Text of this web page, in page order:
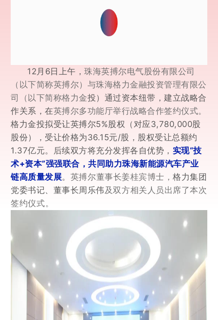
12月6日上午， 珠海英搏尔电气股份有限公司
（以下简称英搏尔）与珠海格力金融投资管理有限公
司（以下简称格力金投）通过资本纽带，建立战略合
作关系，在英搏尔多功能厅举行战略合作签约仪式。
格力金投拟受让英搏尔5%股权（对应3,780,000股
股份），受让价格为36.15元/股，股权受让总额约
1.37亿元。 后续双方将充分发挥各自优势， 实现“技
术+资本”强强联合，共同助力珠海新能源汽车产业
链高质量发展。 英搏尔董事长姜桂宾博士 ，格力集团
党委书记、董事长周乐伟及双方相关人员 出席了本次
签约仪式。